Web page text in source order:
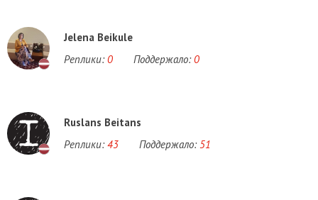
Jelena Beikule
Реплики: 0 Поддержало: 0
Ruslans Beitans
Реплики: 43 Поддержало: 51